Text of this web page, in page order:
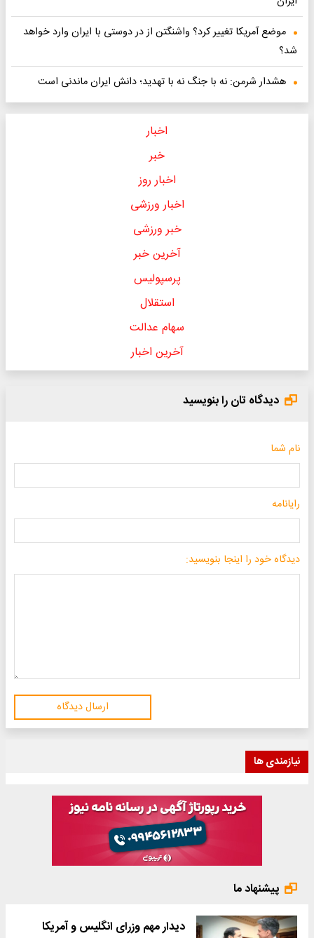
موضع آمریکا تغییر کرد؟ واشنگتن از در دوستی با ایران وارد خواهد
شد؟
هشدار شرمن: نه با جنگ نه با تهدید؛ دانش ایران ماندنی است
اخبار
خبر
اخبار روز
اخبار ورزشی
خبر ورزشی
آخرین خبر
پرسپولیس
استقلال
سهام عدالت
آخرین اخبار
دیدگاه تان را بنویسید
نام شما
رایانامه
دیدگاه خود را اینجا بنویسید:
ارسال دیدگاه
نیازمندی ها
پیشنهاد ما
دیدار مهم وزرای انگلیس و آمریکا